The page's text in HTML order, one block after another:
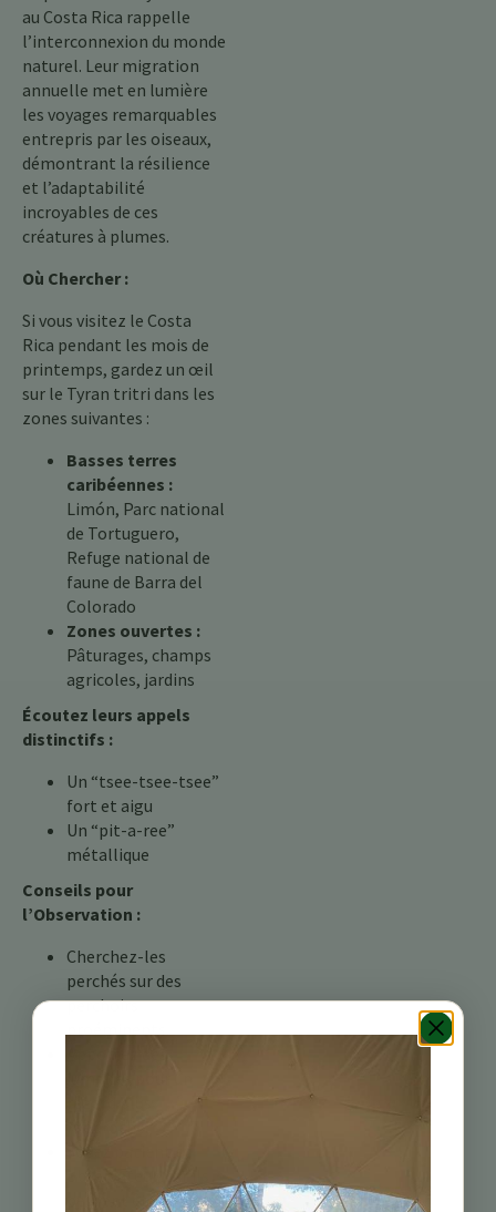
au Costa Rica rappelle
l’interconnexion du monde
naturel. Leur migration
annuelle met en lumière
les voyages remarquables
entrepris par les oiseaux,
démontrant la résilience
et l’adaptabilité
incroyables de ces
créatures à plumes.
Où Chercher :
Si vous visitez le Costa
Rica pendant les mois de
printemps, gardez un œil
sur le Tyran tritri dans les
zones suivantes :
Basses terres
caribéennes :
Limón, Parc national
de Tortuguero,
Refuge national de
faune de Barra del
Colorado
Zones ouvertes :
Pâturages, champs
agricoles, jardins
Écoutez leurs appels
distinctifs :
Un “tsee-tsee-tsee”
fort et aigu
Un “pit-a-ree”
métallique
Conseils pour
l’Observation :
Cherchez-les
perchés sur des
perchoirs
proéminents.
Soyez patient et
peuvent être actifs